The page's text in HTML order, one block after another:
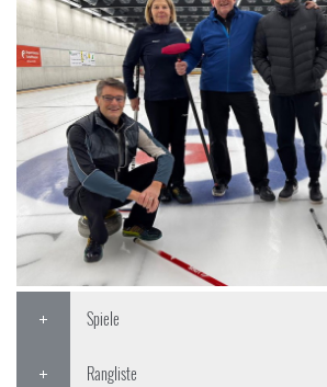
Spiele
Rangliste